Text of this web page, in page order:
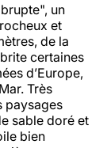
un
et
de la
certaines
d’Europe,
Très
paysages
sable doré et
bien